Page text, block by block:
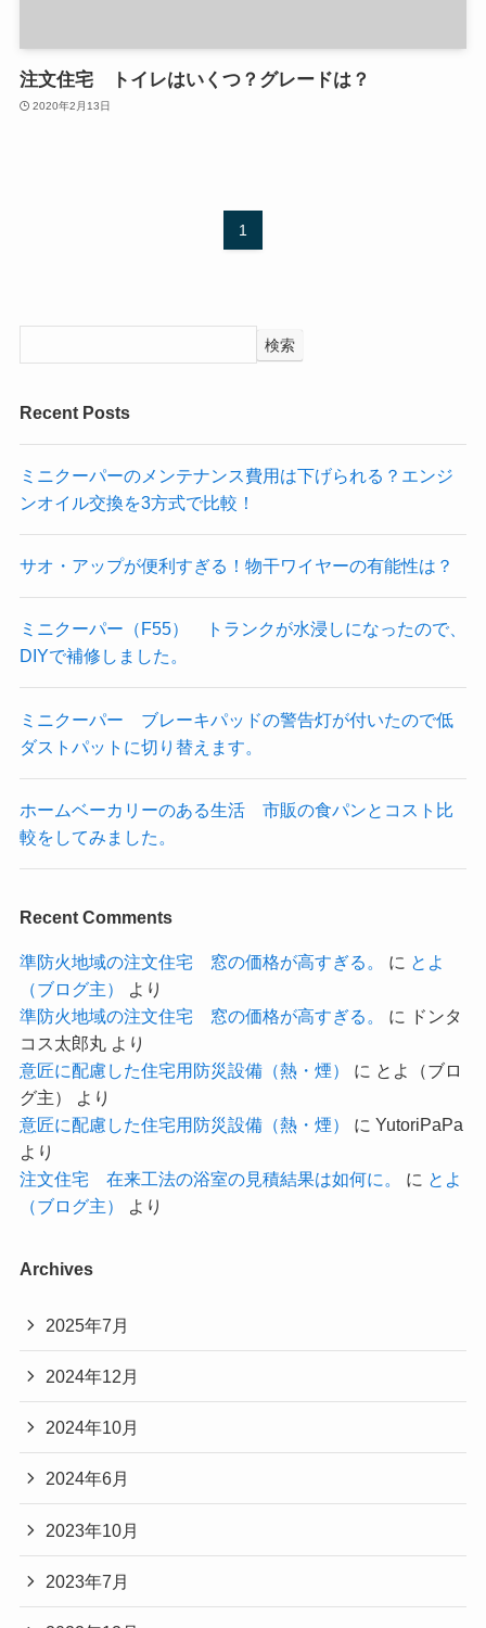
注文住宅 トイレはいくつ？グレードは？
2020年2月13日
1
検索
Recent Posts
ミニクーパーのメンテナンス費用は下げられる？エンジ
ンオイル交換を3方式で比較！
サオ・アップが便利すぎる！物干ワイヤーの有能性は？
ミニクーパー（F55） トランクが水浸しになったので、
DIYで補修しました。
ミニクーパー ブレーキパッドの警告灯が付いたので低
ダストパットに切り替えます。
ホームベーカリーのある生活 市販の食パンとコスト比
較をしてみました。
Recent Comments
準防火地域の注文住宅 窓の価格が高すぎる。 に とよ
（ブログ主）
より
準防火地域の注文住宅 窓の価格が高すぎる。
に
ドンタ
コス太郎丸より
意匠に配慮した住宅用防災設備（熱・煙）
に とよ（ブロ
グ主）
より
意匠に配慮した住宅用防災設備（熱・煙）
に YutoriPaPa
より
注文住宅 在来工法の浴室の見積結果は如何に。
に とよ
（ブログ主）
より
Archives
2025年7月
2024年12月
2024年10月
2024年6月
2023年10月
2023年7月